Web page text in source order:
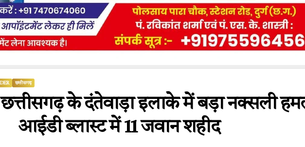
छत्तीसगढ़
छत्तीसगढ़ के दंतेवाड़ा इलाके में बड़ा नक्सली
आईडी ब्लास्ट में 11 जवान शहीद